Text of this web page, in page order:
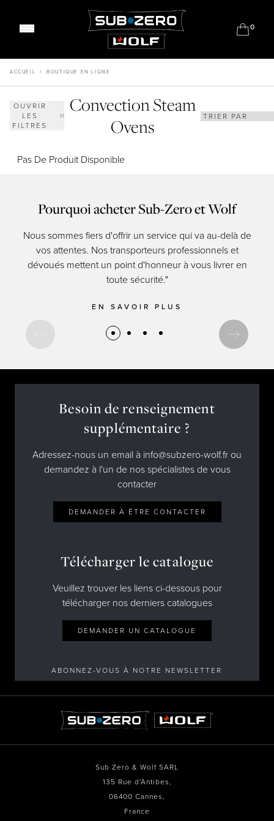
Réfrigération Designer
Réfrigération Professionnelle
Caves À Vin
Sous-Plan
Gamme De Cuisinières Mixtes
Fours Encastrables
Fours vapeur combinés
Plaques De Cuisson Induction
Dominos De Cuisson
Systèmes De Ventilation
Réfrigération Extérieure
Events & Demos
Nos salles d'exposition
Pourquoi Sub-Zero et Wolf?
Amis de Sub-Zero et Wolf
Soutien
Acheter des accessoires
Événements Maîtrisez votre loup
Designers d'intérieur et architectes
Property Developers
0
ACCUEIL / BOUTIQUE EN LIGNE
OUVRIR
LES
FILTRES
Convection Steam
Ovens
Pas De Produit Disponible
Pourquoi acheter Sub-Zero et Wolf
Nous sommes fiers d'offrir un service qui va au-delà de
vos attentes. Nos transporteurs professionnels et
dévoués mettent un point d'honneur à vous livrer en
toute sécurité."
EN SAVOIR PLUS
Besoin de renseignement
supplémentaire ?
Adressez-nous un email à info@subzero-wolf.fr ou
demandez à l'un de nos spécialistes de vous
contacter
DEMANDER À ÊTRE CONTACTER
Télécharger le catalogue
Veuillez trouver les liens ci-dessous pour
télécharger nos derniers catalogues
DEMANDER UN CATALOGUE
ABONNEZ-VOUS À NOTRE NEWSLETTER
Sub Zero & Wolf SARL
135 Rue d'Antibes,
06400 Cannes,
France